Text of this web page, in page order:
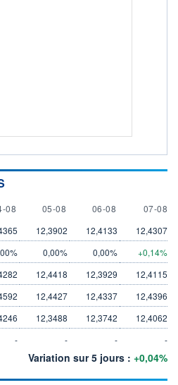
08 5 AUGUST
05-08 6 AUGUST
06-08 7
07-08
12,3902 12,4133
12,4307
0,00% 0,00%
+0,14%
12,4418 12,3929
12,4115
12,4427 12,4337
12,4396
12,3488 12,3742
12,4062
- - - -
Variation sur 5 jours : +0,04%